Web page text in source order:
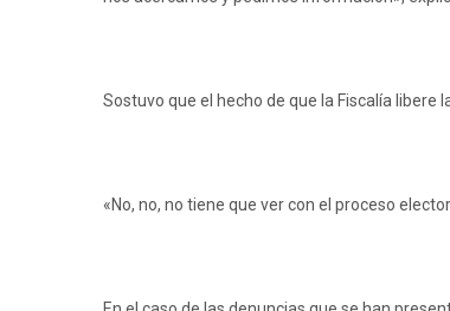
Sostuvo que el hecho de que la Fiscalía libere
«No, no, no tiene que ver con el proceso